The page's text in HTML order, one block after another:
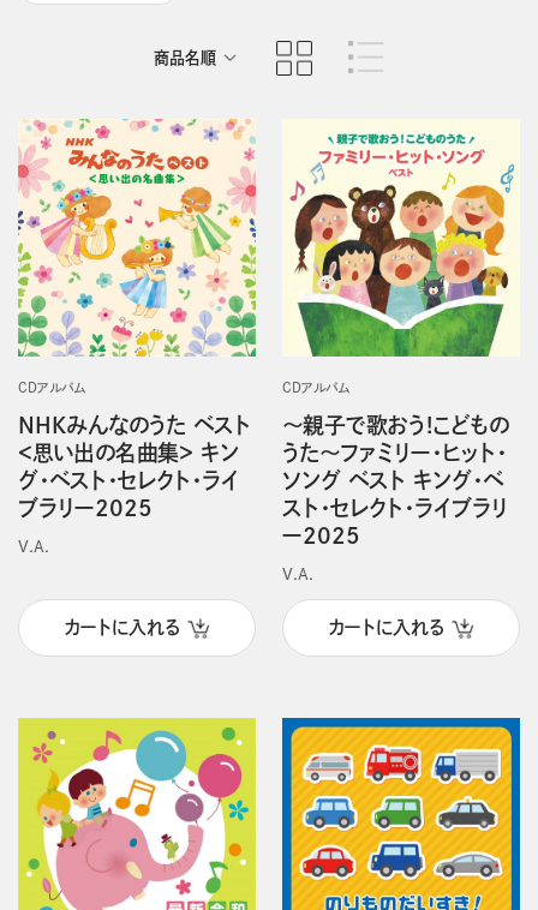
商品名順
CDアルバム
NHKみんなのうた ベスト
＜思い出の名曲集＞ キン
グ・ベスト・セレクト・ライ
ブラリー2025
V.A.
カートに入れる
CDアルバム
～親子で歌おう!こどもの
うた～ファミリー・ヒット・
ソング ベスト キング・ベ
スト・セレクト・ライブラリ
ー2025
V.A.
カートに入れる